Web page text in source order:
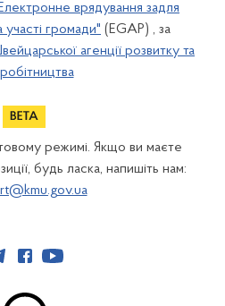
врядування задля
участі громади" (EGAP) , за
агенції розвитку та
режимі. Якщо ви маєте
будь ласка, напишіть нам: